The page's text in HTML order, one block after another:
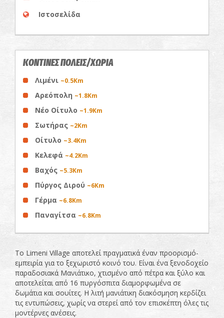
Ιστοσελίδα
ΚΟΝΤΙΝΕΣ ΠΟΛΕΙΣ/ΧΩΡΙΑ
Λιμένι ~0.5Km
Αρεόπολη ~1.8Km
Νέο Οίτυλο ~1.9Km
Σωτήρας ~2Km
Οίτυλο ~3.4Km
Κελεφά ~4.2Km
Βαχός ~5.3Km
Πύργος Διρού ~6Km
Γέρμα ~6.8Km
Παναγίτσα ~6.8Km
Το Limeni Village αποτελεί πραγματικά έναν προορισμό-
εμπειρία για το ξεχωριστό κοινό του. Είναι ένα ξενοδοχείο
παραδοσιακά Μανιάτικο, χτισμένο από πέτρα και ξύλο και
αποτελείται από 16 πυργόσπιτα διαμορφωμένα σε
δωμάτια και σουίτες. Η λιτή μανιάτικη διακόσμηση κερδίζει
τις εντυπώσεις, χωρίς να στερεί από τον επισκέπτη όλες τις
μοντέρνες ανέσεις.